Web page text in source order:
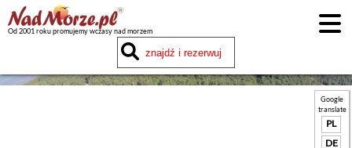
Od 2001 roku promujemy wczasy nad morzem
Google
translate
PL
DE